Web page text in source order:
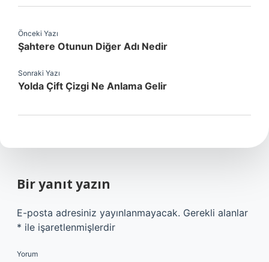
Önceki Yazı
Şahtere Otunun Diğer Adı Nedir
Sonraki Yazı
Yolda Çift Çizgi Ne Anlama Gelir
Bir yanıt yazın
E-posta adresiniz yayınlanmayacak. Gerekli alanlar
* ile işaretlenmişlerdir
Yorum